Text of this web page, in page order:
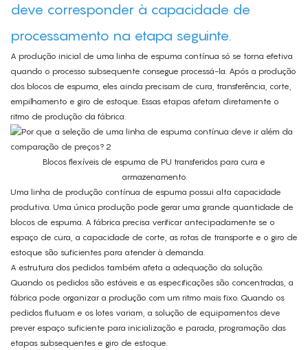
deve corresponder à capacidade de
processamento na etapa seguinte.
A produção inicial de uma linha de espuma contínua só se torna efetiva
quando o processo subsequente consegue processá-la. Após a produção
dos blocos de espuma, eles ainda precisam de cura, transferência, corte,
empilhamento e giro de estoque. Essas etapas afetam diretamente o
ritmo de produção da fábrica.
Blocos flexíveis de espuma de PU transferidos para cura e
armazenamento.
Uma linha de produção contínua de espuma possui alta capacidade
produtiva. Uma única produção pode gerar uma grande quantidade de
blocos de espuma. A fábrica precisa verificar antecipadamente se o
espaço de cura, a capacidade de corte, as rotas de transporte e o giro de
estoque são suficientes para atender à demanda.
A estrutura dos pedidos também afeta a adequação da solução.
Quando os pedidos são estáveis ​​e as especificações são concentradas, a
fábrica pode organizar a produção com um ritmo mais fixo. Quando os
pedidos flutuam e os lotes variam, a solução de equipamentos deve
prever espaço suficiente para inicialização e parada, programação das
etapas subsequentes e giro de estoque.